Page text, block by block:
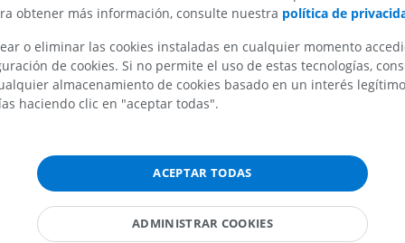
posterior
anterior
uncus
superior
Radiografía
PREMIUM
Ilustraciones
Arteriografía de miembro
superior
Artrografía
Artrografía TC
PREMIUM
IRM
PREMIUM
Antepié RM
IRM
obtener más información, consulte nuestra política de
o eliminar las cookies instaladas en cualquier momento
de cookies. Si no permite el uso de estas tecnologías,
almacenamiento de cookies basado en un interés
haciendo clic en "aceptar todas".
ACEPTAR TODAS
ADMINISTRAR COOKIES